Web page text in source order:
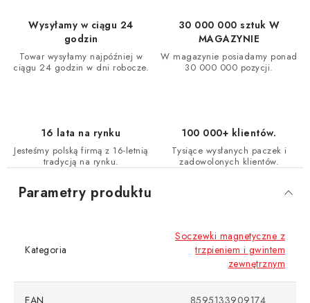
Wysyłamy w ciągu 24
godzin
Towar wysyłamy najpóźniej w
ciągu 24 godzin w dni robocze.
30 000 000 sztuk W
MAGAZYNIE
W magazynie posiadamy ponad
30 000 000 pozycji.
16 lata na rynku
Jesteśmy polską firmą z 16-letnią
tradycją na rynku.
100 000+ klientów.
Tysiące wysłanych paczek i
zadowolonych klientów.
Parametry produktu
Kategoria
Soczewki magnetyczne z
trzpieniem i gwintem
zewnętrznym